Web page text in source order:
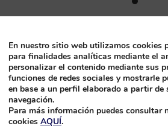
calendar
a
date.
Press
the
mark
que realicen su reserva a
través de www.princess-hotels.com
reserva:
deseados durante la estancia (previa
En nuestro sitio web utilizamos cookies
para finalidades analíticas mediante el
personalizar el contenido mediante sus
funciones de redes sociales y mostrarle
en base a un perfil elaborado a partir de
navegación.
Para más información puedes consultar
cookies AQUÍ.